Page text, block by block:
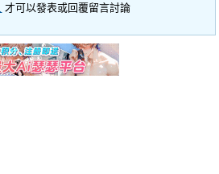
才可以發表或回覆留言討論